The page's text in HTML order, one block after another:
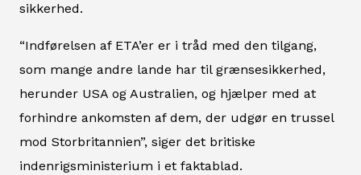
sikkerhed.
“Indførelsen af ETA’er er i tråd med den tilgang,
som mange andre lande har til grænsesikkerhed,
herunder USA og Australien, og hjælper med at
forhindre ankomsten af dem, der udgør en trussel
mod Storbritannien”, siger det britiske
indenrigsministerium i et faktablad.